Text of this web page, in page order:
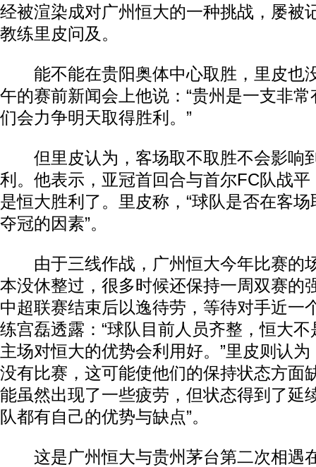
经被渲染成对广州恒大的一种挑战，屡被
教练里皮问及。
能不能在贵阳奥体中心取胜，里皮也
午的赛前新闻会上他说：“贵州是一支非
们会力争明天取得胜利。”
但里皮认为，客场取不取胜不会影响
利。他表示，亚冠首回合与首尔FC队战
是恒大胜利了。里皮称，“球队是否在客
夺冠的因素”。
由于三线作战，广州恒大今年比赛的
本没休整过，很多时候还保持一周双赛的
中超联赛结束后以逸待劳，等待对手近一
练宫磊透露：“球队目前人员齐整，恒大
主场对恒大的优势会利用好。”里皮则认为
没有比赛，这可能使他们的保持状态方面
能虽然出现了一些疲劳，但状态得到了延
队都有自己的优势与缺点”。
这是广州恒大与贵州茅台第二次相遇